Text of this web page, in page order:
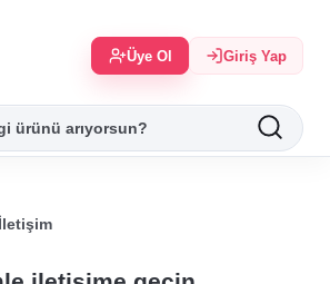
Üye Ol Giriş Yap
İletişim